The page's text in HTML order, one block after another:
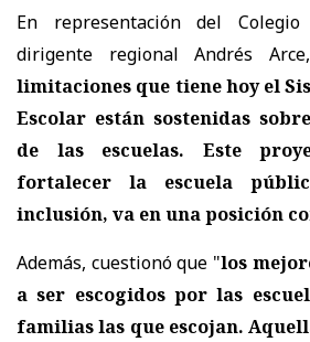
En representación del
dirigente regional Andrés
limitaciones que tiene hoy el
Escolar están sostenidas
de las escuelas. Este
fortalecer la escuela
inclusión, va en una posición
Además, cuestionó que "los
a ser escogidos por las
familias las que escojan.